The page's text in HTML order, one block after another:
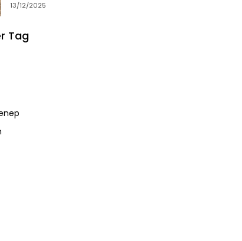
13/12/2025
Tag